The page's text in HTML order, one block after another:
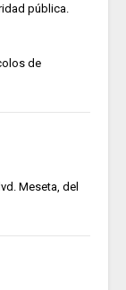
pública.
de
Meseta, del